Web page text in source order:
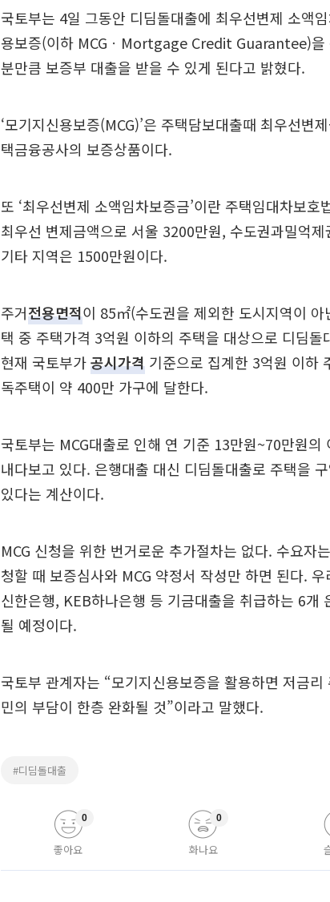
국토부는 4일 그동안 디딤돌대출에 최우선변제 소액
용보증(이하 MCGㆍMortgage Credit Guarantee)을
분만큼 보증부 대출을 받을 수 있게 된다고 밝혔다.
‘모기지신용보증(MCG)’은 주택담보대출때 최우선변
택금융공사의 보증상품이다.
또 ‘최우선변제 소액임차보증금’이란 주택임대차보
최우선 변제금액으로 서울 3200만원, 수도권과밀억
기타 지역은 1500만원이다.
주거전용면적이 85㎡(수도권을 제외한 도시지역이
택 중 주택가격 3억원 이하의 주택을 대상으로 디딤
현재 국토부가공시가격 기준으로 집계한 3억원 이하
독주택이 약 400만 가구에 달한다.
국토부는 MCG대출로 인해 연 기준 13만원~70만원
내다보고 있다. 은행대출 대신 디딤돌대출로 주택을
있다는 계산이다.
MCG 신청을 위한 번거로운 추가절차는 없다. 수요자
청할 때 보증심사와 MCG 약정서 작성만 하면 된다.
신한은행, KEB하나은행 등 기금대출을 취급하는 6개
될 예정이다.
국토부 관계자는 “모기지신용보증을 활용하면 저금
민의 부담이 한층 완화될 것”이라고 말했다.
#디딤돌대출
좋아요
0
화나요
0